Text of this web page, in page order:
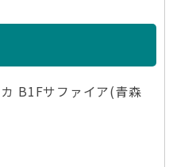
B1Fサファイア(青森